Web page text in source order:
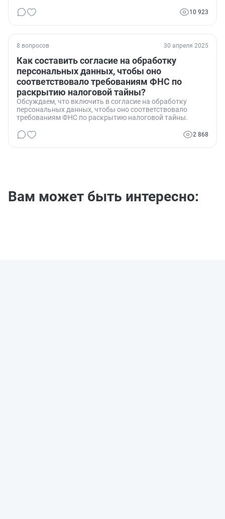
10 923
8 вопросов 30 апреля 2025
Как составить согласие на обработку
персональных данных, чтобы оно
соответствовало требованиям ФНС по
раскрытию налоговой тайны?
Обсуждаем, что включить в согласие на обработку
персональных данных, чтобы оно соответствовало
требованиям ФНС по раскрытию налоговой тайны.
2 868
Вам может быть интересно: